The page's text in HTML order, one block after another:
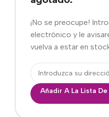
¡No se preocupe!
electrónico y le
vuelva a estar en
Añadir A La Lista De